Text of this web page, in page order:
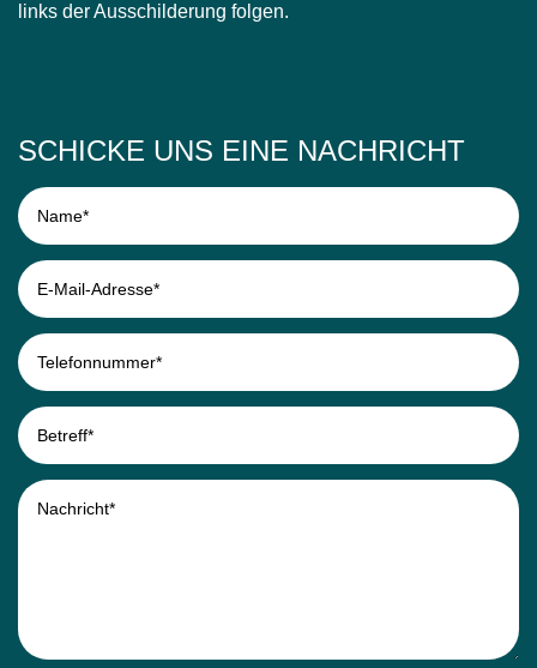
links der Ausschilderung folgen.
SCHICKE UNS EINE NACHRICHT